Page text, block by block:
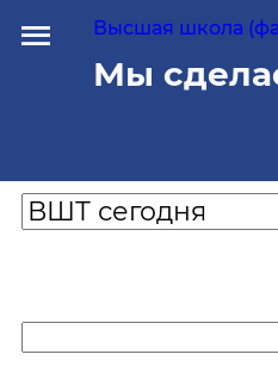
Высшая школа
Мы